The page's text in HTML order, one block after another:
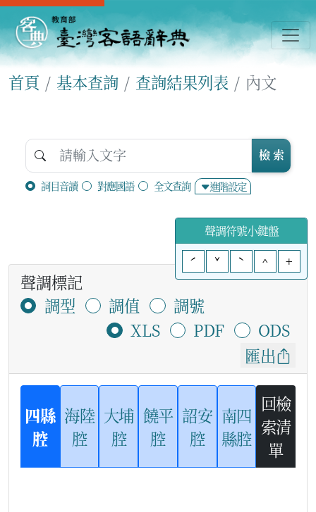
首頁 基本查詢 查詢結果列表 內文
詞目音讀 對應國語 全文查詢 進階設定
檢 索
聲調符號小鍵盤
ˊ
ˇ ˋ ^ +
聲調標記
調型
調值
調號
XLS
PDF
ODS
匯出
四縣
腔
海陸
腔
大埔
腔
饒平
腔
詔安
腔
南四
縣腔
回檢
索清
單